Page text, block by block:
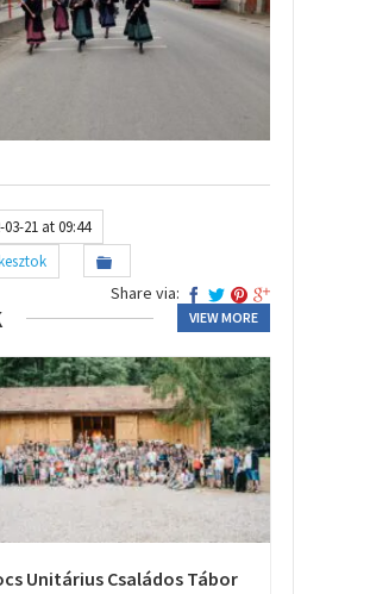
03-21 at 09:44
Share via:
VIEW MORE
Unitárius Családos Tábor